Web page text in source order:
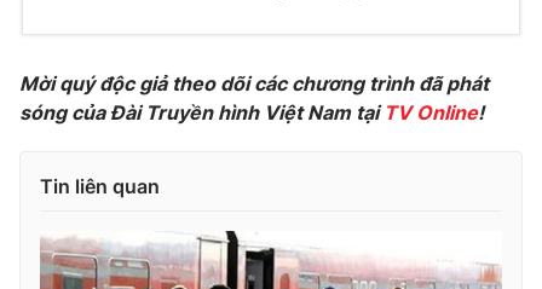
VTV Money VTV Thể thao
Mời quý độc giả theo dõi các chương trình đã phát
sóng của Đài Truyền hình Việt Nam tại TV Online!
Tin liên quan